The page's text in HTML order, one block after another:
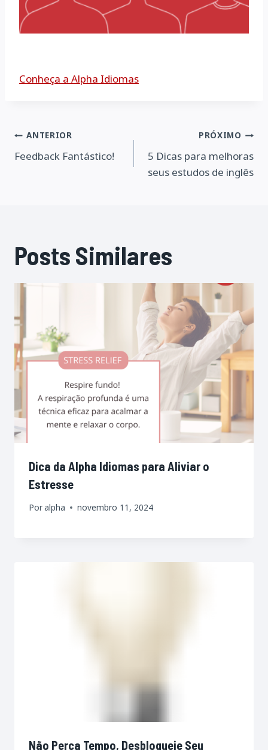
Conheça a Alpha Idiomas
Navegação
de
ANTERIOR
Feedback Fantástico!
PRÓXIMO
5 Dicas para melhoras
seus estudos de inglês
Posts Similares
Dica da Alpha Idiomas para Aliviar o
Estresse
Poralpha novembro 11, 2024
Não Perca Tempo, Desbloqueie Seu